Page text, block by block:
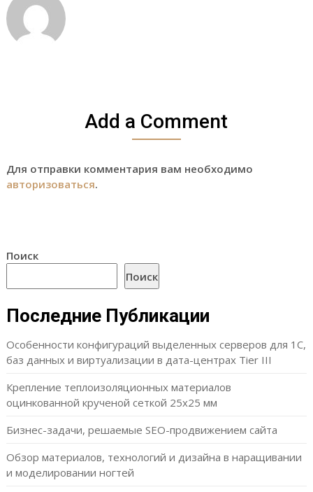
Add a Comment
Для отправки комментария вам необходимо
авторизоваться.
Поиск
Поиск
Последние Публикации
Особенности конфигураций выделенных серверов для 1С,
баз данных и виртуализации в дата-центрах Tier III
Крепление теплоизоляционных материалов
оцинкованной крученой сеткой 25х25 мм
Бизнес-задачи, решаемые SEO-продвижением сайта
Обзор материалов, технологий и дизайна в наращивании
и моделировании ногтей